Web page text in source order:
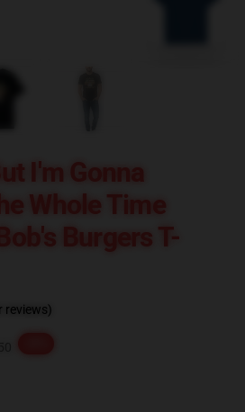
I'm Gonna
Whole Time
Burgers T-
reviews)